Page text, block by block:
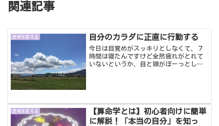
関連記事
思考を変える 自分のカラダに正直に行動する
今日は目覚めがスッキリとしなくて、７
時間は寝たんですけど全然疲れがとれて
いないというか、目と頭がぼーっとして
思考を変える
【算命学とは】初心者向けに簡単
に解説！「本当の自分」を知っ